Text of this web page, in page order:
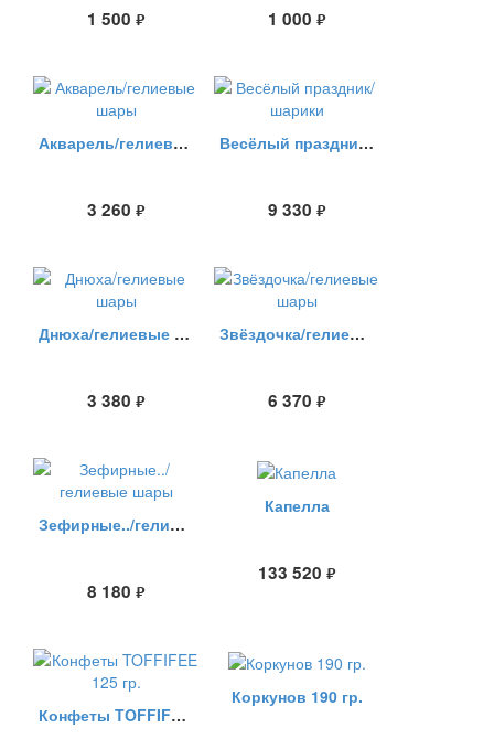
1 500 руб. 1 000 руб.
Акварель/гелиевые шары
3 260 руб.
Весёлый праздник/шарики
9 330 руб.
Днюха/гелиевые шары
3 380 руб.
Звёздочка/гелиевые шары
6 370 руб.
Зефирные../гелиевые шары
8 180 руб.
Капелла
133 520 руб.
Конфеты TOFFIFEE 125 гр.
Коркунов 190 гр.